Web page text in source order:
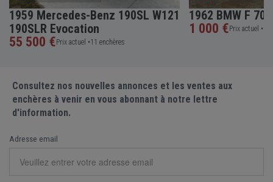
1959 Mercedes-Benz 190SL W121
190SLR Evocation
55 500 €Prix actuel •11 enchères
1962 BMW F
1 000 €Prix actuel •
Consultez nos nouvelles annonces et les ventes aux
enchères à venir en vous abonnant à notre lettre
d'information.
Adresse email